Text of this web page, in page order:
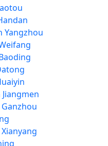
Yangzhou